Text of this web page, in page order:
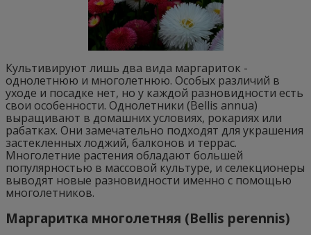
Культивируют лишь два вида маргариток -
однолетнюю и многолетнюю. Особых различий в
уходе и посадке нет, но у каждой разновидности есть
свои особенности. Однолетники (Bellis annua)
выращивают в домашних условиях, рокариях или
рабатках. Они замечательно подходят для украшения
застекленных лоджий, балконов и террас.
Многолетние растения обладают большей
популярностью в массовой культуре, и селекционеры
выводят новые разновидности именно с помощью
многолетников.
Маргаритка многолетняя (Bellis perennis)